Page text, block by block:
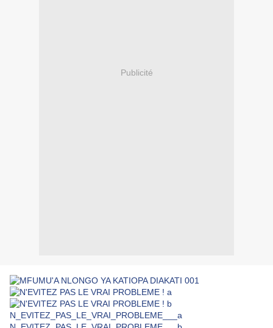
Publicité
N_EVITEZ_PAS_LE_VRAI_PROBLEME___a